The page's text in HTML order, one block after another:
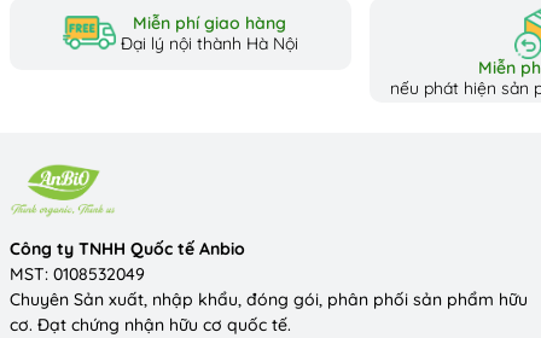
Miễn phí giao hàng
Đại lý nội thành Hà Nội
Miễn
nếu phát hiện sản
Công ty TNHH Quốc tế Anbio
MST: 0108532049
Chuyên Sản xuất, nhập khẩu, đóng gói, phân phối sản phẩm hữu
cơ. Đạt chứng nhận hữu cơ quốc tế.